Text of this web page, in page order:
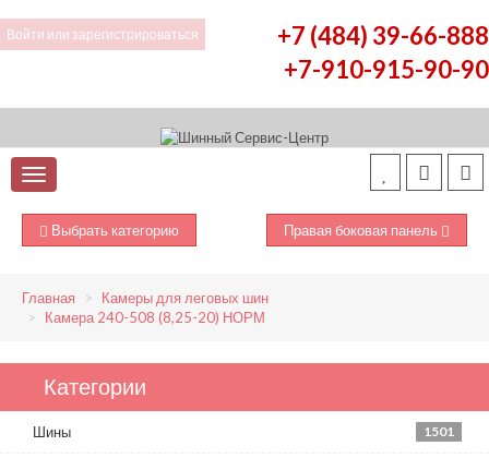
Войти или зарегистрироваться
+7 (484) 39-66-888
+7-910-915-90-90
Выбрать категорию Правая боковая панель
Главная
Камеры для леговых шин
Камера 240-508 (8,25-20) НОРМ
Категории
Шины 1501